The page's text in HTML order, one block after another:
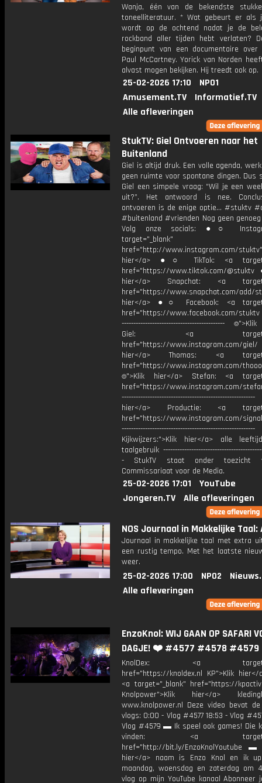
Wanja, één van de bekendste
toneelliteratuur. * Wat gebeurt er als
wordt op de ochtend nadat je de
rockband aller tijden hebt verlaten?
beginpunt van een documentaire over
Paul McCartney. Yorick van Norden
alvast mogen bekijken. Hij treedt ook op.
25-02-2026 17:10
NPO1
Amusement.TV
Informatief.TV
Alle afleveringen
StukTV: Giel Ontvoeren naar het
Buitenland
Giel is altijd druk. Een volle agenda,
geen ruimte voor spontane dingen. Dus
Giel een simpele vraag: “Wil je een
uit?”. Het antwoord is nee.
ontvoeren is de enige optie… #stuktv
#buitenland #vrienden Nog geen
Volg onze socials: ●○
target="_blank"
href="http://www.instagram.com/
hier</a> ●○ TikTok: <a
href="https://www.tiktok.com/
hier</a> Snapchat: <a
href="https://www.snapchat.com/add/
hier</a> ●○ Facebook: <a
href="https://www.facebook.com/stuktv
--------------------------------------------
Giel: <a
href="https://www.instagram.com/
hier</a> Thomas: <a
href="https://www.instagram.com/
⌾">Klik hier</a> Stefan: <a
href="https://www.instagram.com/
hier</a> Productie: <a
href="https://www.instagram.com/
---------------------------------------------------------
Kijkwijzers:">Klik hier</a> alle
taalgebruik
- StukTV staat onder toezicht
Commissariaat voor de Media.
25-02-2026 17:01
YouTube
Jongeren.TV
Alle afleveringen
NOS Journaal in Makkelijke
Journaal in makkelijke taal met extra
een rustig tempo. Met het laatste
weer.
25-02-2026 17:00 NPO2
Alle afleveringen
EnzoKnol: WIJ GAAN OP SAFARI
DAGJE! ❤️ #4577 #4578 #4579
KnolDex: <a
href="https://knoldex.nl KP">Klik hier</
<a target="_blank" href="https://
Knolpower">Klik hier</a>
www.knolpower.nl Deze video bevat
vlogs: 0:00 - Vlog #4577 18:53 - Vlog
Vlog #4579 ▬ Ik speel ook games! Die
vinden: <a
href="http://bit.ly/EnzoKnolYoutube ▬
hier</a> naam is Enzo Knol en ik
maandag, woensdag en zaterdag om
vlog op mijn YouTube kanaal Abonneer